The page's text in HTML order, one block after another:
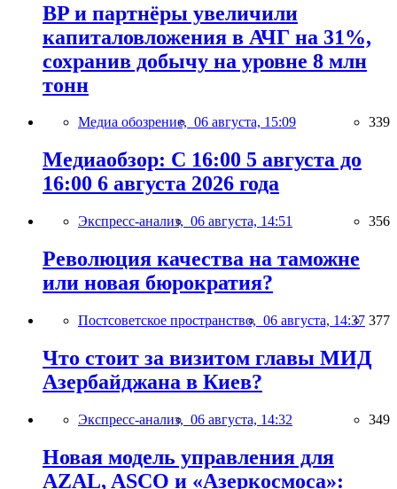
BP и партнёры увеличили
капиталовложения в АЧГ на 31%,
сохранив добычу на уровне 8 млн
тонн
Медиа обозрение, 06 августа, 15:09 339
Медиаобзор: С 16:00 5 августа до
16:00 6 августа 2026 года
Экспресс-анализ, 06 августа, 14:51 356
Революция качества на таможне
или новая бюрократия?
Постсоветское пространство, 06 августа, 14:37 377
Что стоит за визитом главы МИД
Азербайджана в Киев?
Экспресс-анализ, 06 августа, 14:32 349
Новая модель управления для
AZAL, ASCO и «Азеркосмоса»: